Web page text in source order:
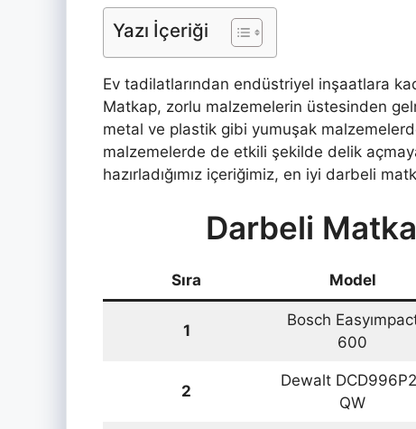
Yazı İçeriği
Ev tadilatlarından endüstriyel inşaatlara
Matkap, zorlu malzemelerin üstesinden
metal ve plastik gibi yumuşak
malzemelerde de etkili şekilde delik
hazırladığımız içeriğimiz, en iyi darbeli
Darbeli
Sıra Model
1
Bosch
600
2
Dewalt
QW